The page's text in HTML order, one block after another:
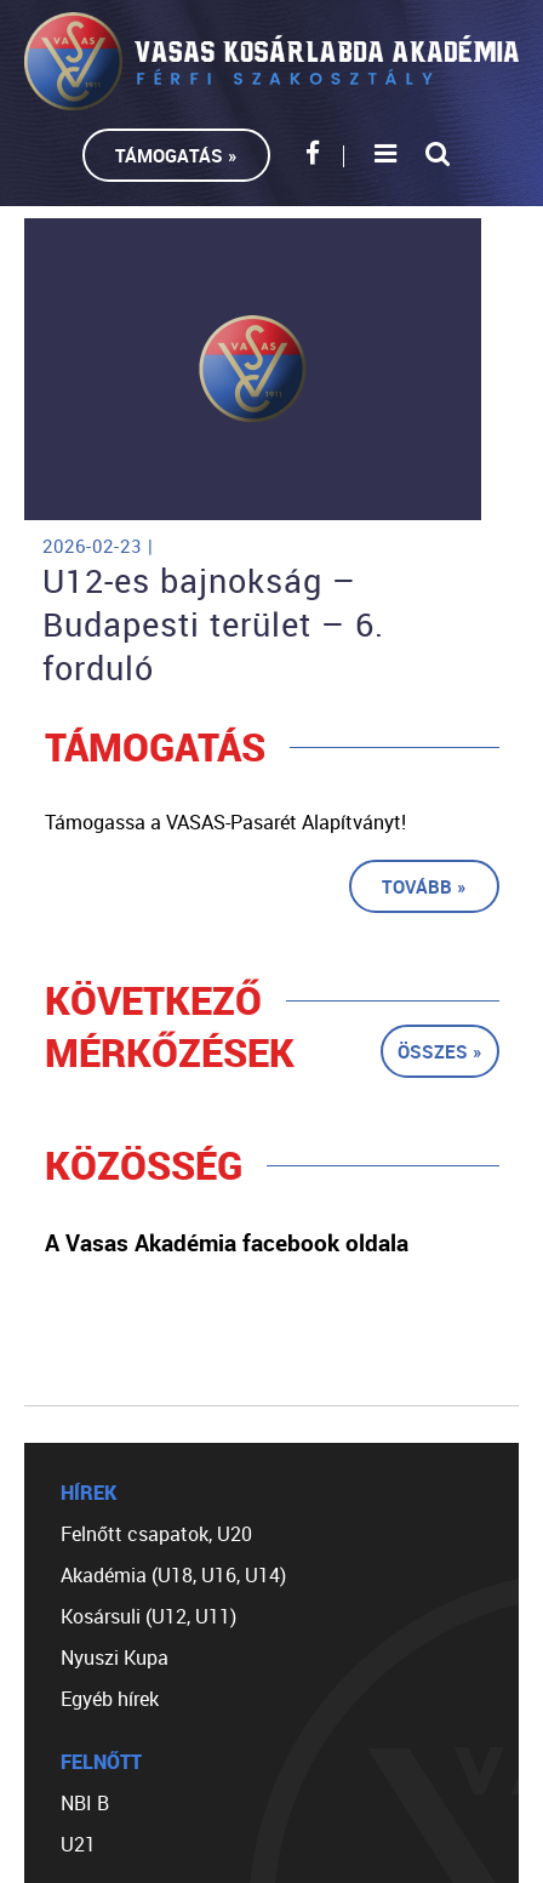
TÁMOGATÁS »
2026-02-23 |
U12-es bajnokság –
Budapesti terület – 6.
forduló
TÁMOGATÁS
Támogassa a VASAS-Pasarét Alapítványt!
TOVÁBB »
KÖVETKEZŐ
MÉRKŐZÉSEK
ÖSSZES »
KÖZÖSSÉG
A Vasas Akadémia facebook oldala
HÍREK
Felnőtt csapatok, U20
Akadémia (U18, U16, U14)
Kosársuli (U12, U11)
Nyuszi Kupa
Egyéb hírek
FELNŐTT
NBI B
U21